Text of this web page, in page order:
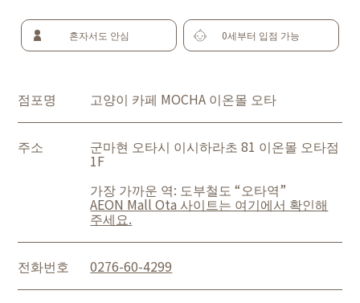
혼자서도 안심 0세부터 입점 가능
점포명 고양이 카페 MOCHA 이온몰 오타
주소 군마현 오타시 이시하라초 81 이온몰 오타점
1F
가장 가까운 역: 도부철도 “오타역”
AEON Mall Ota 사이트는 여기에서 확인해
주세요.
전화번호 0276-60-4299